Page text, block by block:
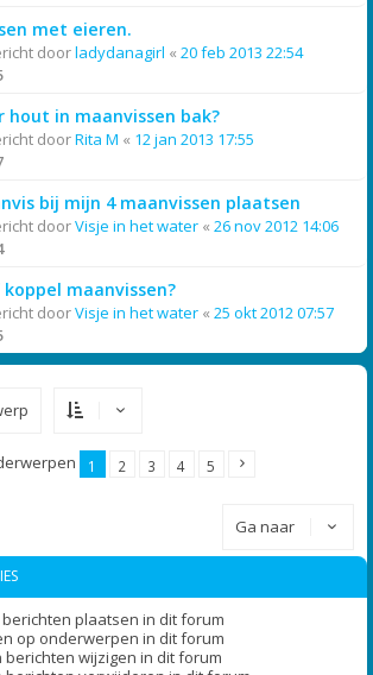
met eieren.
doorladydanagirl « 20 feb 2013 22:54
hout in maanvissen bak?
doorRita M « 12 jan 2013 17:55
bij mijn 4 maanvissen plaatsen
doorVisje in het water « 26 nov 2012 14:06
maanvissen?
doorVisje in het water « 25 okt 2012 07:57
1 2 3 4 5
Ga naar
plaatsen in dit forum
op onderwerpen in dit forum
berichten wijzigen in dit forum